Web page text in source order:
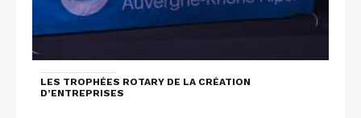
LES TROPHÉES ROTARY DE LA CRÉATION
D’ENTREPRISES